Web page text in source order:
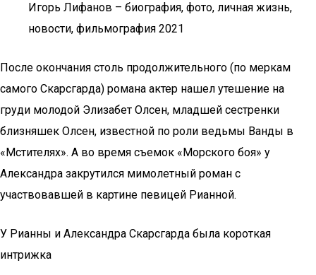
Игорь Лифанов – биография, фото, личная жизнь,
новости, фильмография 2021
После окончания столь продолжительного (по меркам
самого Скарсгарда) романа актер нашел утешение на
груди молодой Элизабет Олсен, младшей сестренки
близняшек Олсен, известной по роли ведьмы Ванды в
«Мстителях». А во время съемок «Морского боя» у
Александра закрутился мимолетный роман с
участвовавшей в картине певицей Рианной.
У Рианны и Александра Скарсгарда была короткая
интрижка